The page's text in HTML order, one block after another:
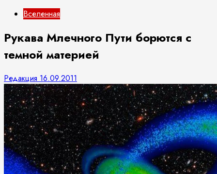
Вселенная
Рукава Млечного Пути борются с
темной материей
Редакция 16.09.2011